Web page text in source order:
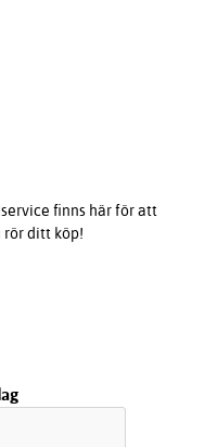
finns här för att
rör ditt köp!